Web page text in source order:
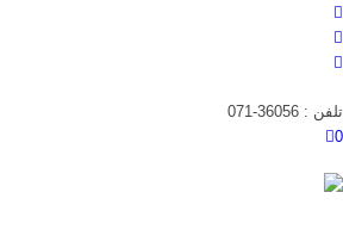
تلفن : 36056-071
0